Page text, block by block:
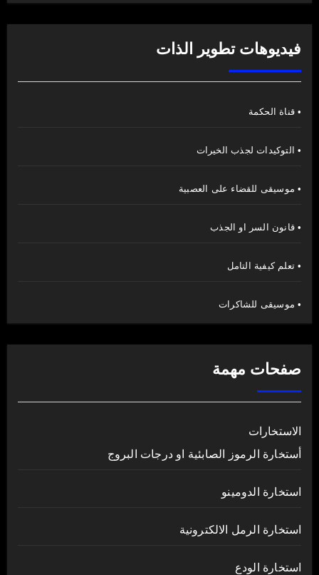
فيديوهات تطوير الذات
• قناة الحكمة
• التوكيدات لجذب الخيرات
• موسيقى للقضاء على العصبية
• قانون السر او الجذب
• تعلم كيفية التامل
• موسيقى للشاكرات
صفحات مهمة
الاستخارات
أستخارة الرموز الصابئية او درجات البروج
استخارة الدومينو
استخارة الرمل الالكترونية
استخارة الودع